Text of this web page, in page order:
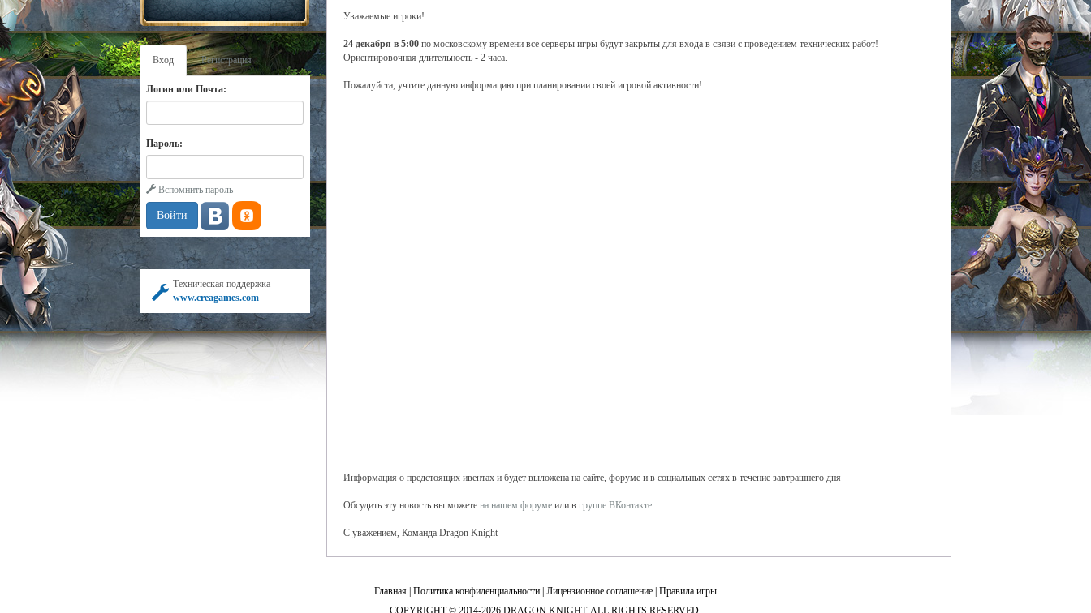
Вход Регистрация
Логин или Почта:
Пароль:
Вспомнить пароль
Техническая поддержка
www.creagames.com
Уважаемые игроки!
24 декабря в 5:00 по московскому времени все серверы игры будут закрыты для входа в связи с проведением технических работ!
Ориентировочная длительность - 2 часа.
Пожалуйста, учтите данную информацию при планировании своей игровой активности!
Информация о предстоящих ивентах и будет выложена на сайте, форуме и в социальных сетях в течение завтрашнего дня
Обсудить эту новость вы можете на нашем форуме или в группе ВКонтакте.
С уважением, Команда Dragon Knight
Главная Политика конфиденциальности Лицензионное соглашение Правила игры
COPYRIGHT © 2014-2026 DRAGON KNIGHT. ALL RIGHTS RESERVED.